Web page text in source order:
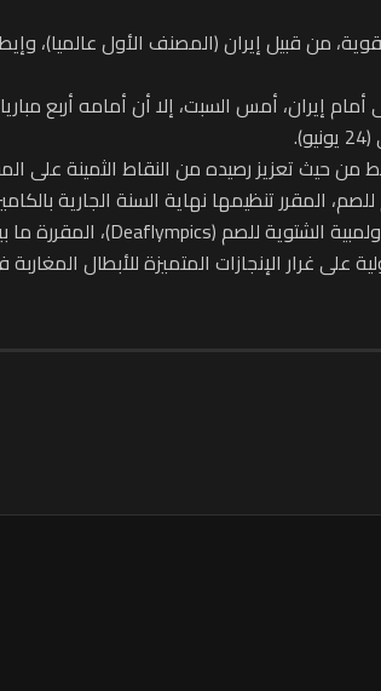
إيران (المصنف الأول عالميا)، وإيطاليا
أمام إيران، أمس السبت، إلا أن أمامه
تعزيز رصيده من النقاط الثمينة على
المقرر تنظيمها نهاية السنة الجارية
الإنجازات المتميزة للأبطال المغاربة في